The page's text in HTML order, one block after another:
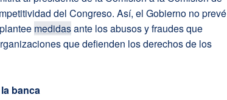
del Congreso. Así, el Gobierno no prevé
medidasante los abusos y fraudes que
que defienden los derechos de los
banca